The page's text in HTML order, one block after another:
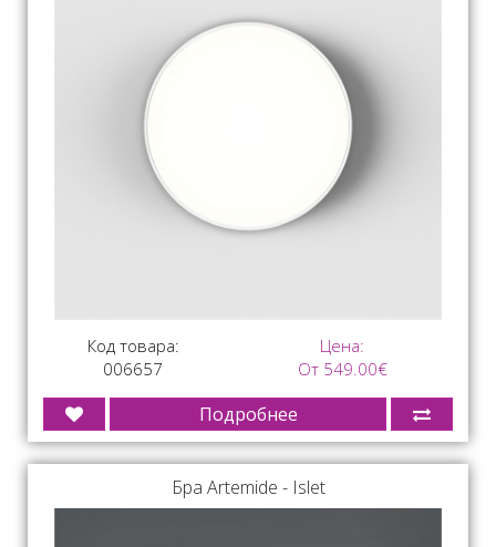
Код товара:
006657
Цена:
От 549.00€
Подробнее
Бра Artemide - Islet